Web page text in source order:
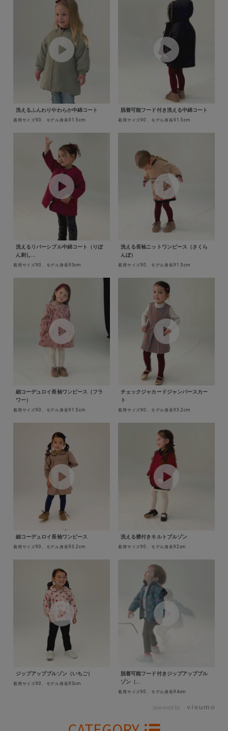
洗えるふんわりやわらか中綿コート
着用サイズ90、モデル身長91.5cm
脱着可能フード付き洗える中綿コート
着用サイズ90、モデル身長91.5cm
洗えるリバーシブル中綿コート（りぼ
ん刺し...
着用サイズ90、モデル身長93cm
洗える長袖ニットワンピース（さくら
んぼ）
着用サイズ90、モデル身長91.5cm
細コーデュロイ長袖ワンピース（フラ
ワー）
着用サイズ90、モデル身長91.5cm
チェックジャカードジャンパースカー
ト
着用サイズ90、モデル身長93.2cm
細コーデュロイ長袖ワンピース
着用サイズ90、モデル身長93.2cm
洗える襟付きキルトブルゾン
着用サイズ90、モデル身長92cm
ジップアップブルゾン（いちご）
着用サイズ90、モデル身長93cm
脱着可能フード付きジップアップブル
ゾン（...
着用サイズ90、モデル身長94cm
powered by